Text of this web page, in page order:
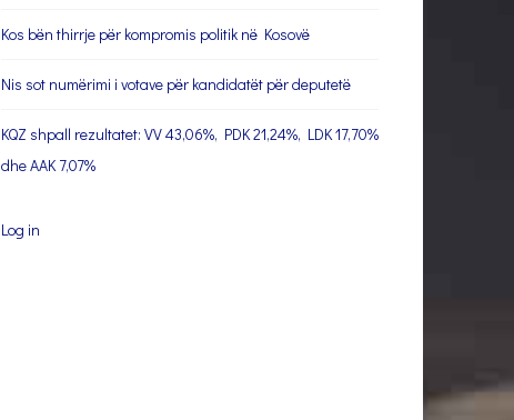
Kos bën thirrje për kompromis politik në Kosovë
Nis sot numërimi i votave për kandidatët për deputetë
KQZ shpall rezultatet: VV 43,06%, PDK 21,24%, LDK 17,70%
dhe AAK 7,07%
Log in